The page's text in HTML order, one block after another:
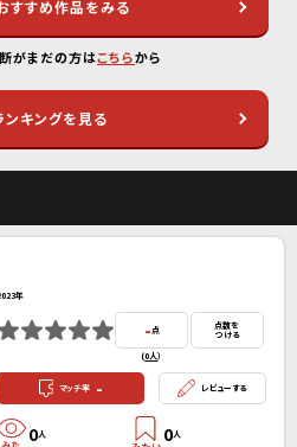
すすめ作品をみる
がまだの方はこちらから
ンキングを見る
年
-点
(0人）
点数を
つける
マッチ率 - レビューする
0人 0人